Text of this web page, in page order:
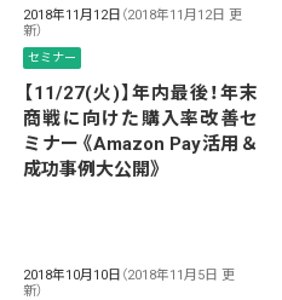
2018年11月12日 （2018年11月12日 更
新）
セミナー
【11/27(火)】年内最後！年末
商戦に向けた購入率改善セ
ミナー《Amazon Pay活用＆
成功事例大公開》
2018年10月10日 （2018年11月5日 更
新）